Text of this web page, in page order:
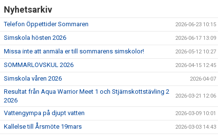
Nyhetsarkiv
Telefon Öppettider Sommaren 2026-06-23 10:15
Simskola hösten 2026 2026-06-17 13:09
Missa inte att anmäla er till sommarens simskolor! 2026-05-12 10:27
SOMMARLOVSKUL 2026 2026-04-15 12:45
Simskola våren 2026 2026-04-07
Resultat från Aqua Warrior Meet 1 och Stjärnskottstävling 2
2026
2026-03-21 12:06
Vattengympa på djupt vatten 2026-03-09 10:01
Kallelse till Årsmöte 19mars 2026-03-03 14:43